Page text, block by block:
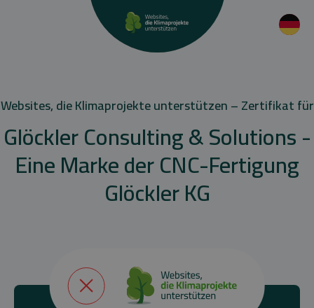
Websites, die Klimaprojekte unterstützen – Zertifikat für
Glöckler Consulting & Solutions -
Eine Marke der CNC-Fertigung
Glöckler KG